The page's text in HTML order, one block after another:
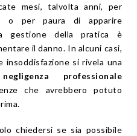
mesi, talvolta anni, per
o per paura di apparire
gestione della pratica è
il danno. In alcuni casi,
insoddisfazione si rivela una
negligenza professionale
che avrebbero potuto
chiedersi se sia possibile